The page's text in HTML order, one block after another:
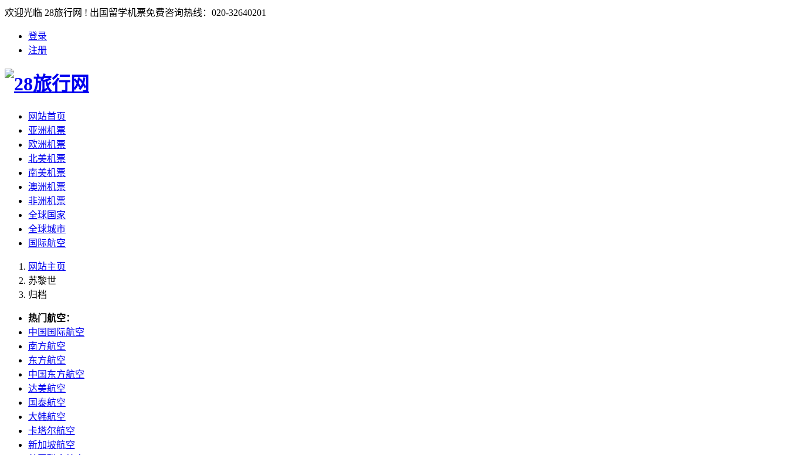
欢迎光临 28旅行网 ! 出国留学机票免费咨询热线：020-32640201
登录
注册
网站首页
亚洲机票
欧洲机票
北美机票
南美机票
澳洲机票
非洲机票
全球国家
全球城市
国际航空
网站主页
苏黎世
归档
热门航空：
中国国际航空
南方航空
东方航空
中国东方航空
达美航空
国泰航空
大韩航空
卡塔尔航空
新加坡航空